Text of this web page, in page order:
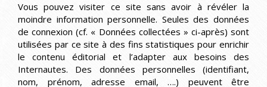
Vous pouvez visiter ce site sans avoir à révéler la
moindre information personnelle. Seules des données
de connexion (cf. « Données collectées » ci-après) sont
utilisées par ce site à des fins statistiques pour enrichir
le contenu éditorial et l’adapter aux besoins des
Internautes. Des données personnelles (identifiant,
nom, prénom, adresse email, ….) peuvent être